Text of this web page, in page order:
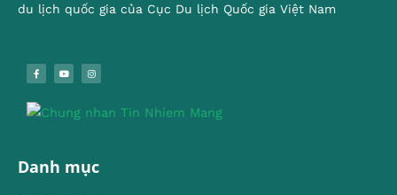
du lịch quốc gia của Cục Du lịch Quốc gia Việt Nam
Danh mục